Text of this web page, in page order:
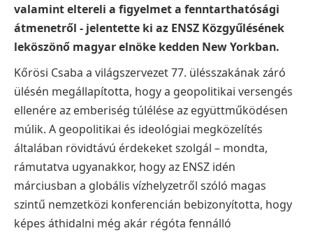
valamint eltereli a figyelmet a fenntarthatósági
átmenetről - jelentette ki az ENSZ Közgyűlésének
leköszönő magyar elnöke kedden New Yorkban.
Kőrösi Csaba a világszervezet 77. ülésszakának záró
ülésén megállapította, hogy a geopolitikai versengés
ellenére az emberiség túlélése az együttműködésen
múlik. A geopolitikai és ideológiai megközelítés
általában rövidtávú érdekeket szolgál – mondta,
rámutatva ugyanakkor, hogy az ENSZ idén
márciusban a globális vízhelyzetről szóló magas
szintű nemzetközi konferencián bebizonyította, hogy
képes áthidalni még akár régóta fennálló